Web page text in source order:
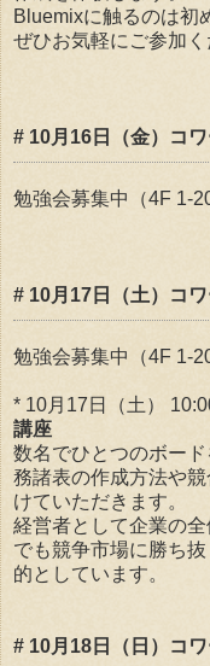
Bluemixに触るのは初
ぜひお気軽にご参加く
# 10月16日（金）コ
勉強会募集中（4F 1-
# 10月17日（土）コ
勉強会募集中（4F 1-
* 10月17日（土）
講座
数名でひとつのボー
務諸表の作成方法や
けていただきます。
経営者として企業の
でも競争市場に勝ち
的としています。
# 10月18日（日）コ